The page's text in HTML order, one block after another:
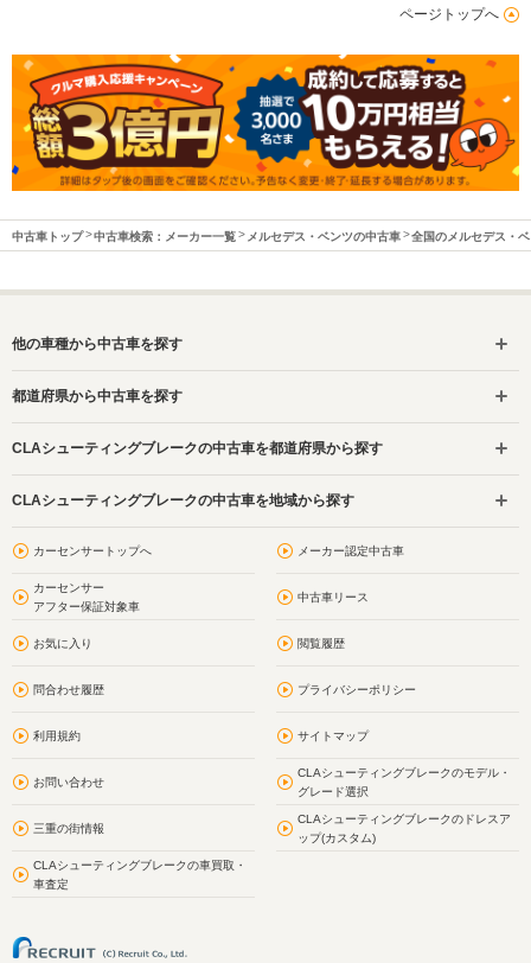
ページトップへ
中古車トップ 中古車検索：メーカー一覧 メルセデス・ベンツの中古車 全国のメルセデス・
他の車種から中古車を探す
都道府県から中古車を探す
CLAシューティングブレークの中古車を都道府県から探す
CLAシューティングブレークの中古車を地域から探す
カーセンサートップへ メーカー認定中古車
カーセンサー
アフター保証対象車
中古車リース
お気に入り 閲覧履歴
問合わせ履歴 プライバシーポリシー
利用規約 サイトマップ
お問い合わせ
CLAシューティングブレークのモデル・
グレード選択
三重の街情報
CLAシューティングブレークのドレスア
ップ(カスタム)
CLAシューティングブレークの車買取・
車査定